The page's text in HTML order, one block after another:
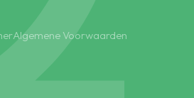
Algemene Voorwaarden